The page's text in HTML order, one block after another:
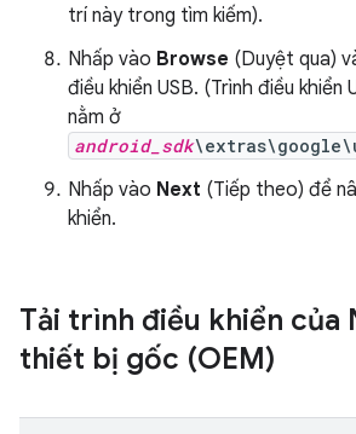
trí này trong tìm kiếm).
Nhấp vào Browse (Duyệt qua)
điều khiển USB. (Trình điều khiển
nằm ở
android_sdk
Nhấp vào Next (Tiếp theo) để
khiển.
Tải trình điều khiển của
thiết bị gốc (OEM)